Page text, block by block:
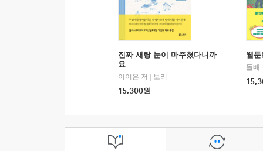
진짜 새랑 눈이 마주쳤다니까
요
이이은 저
보리
15,300원
웹
돌배